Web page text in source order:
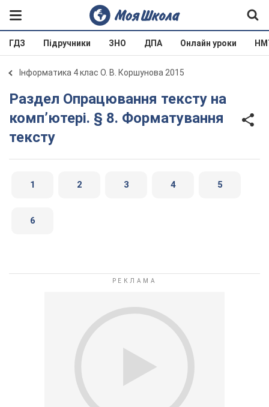
ГДЗ Підручники ЗНО ДПА Онлайн уроки
Інформатика 4 клас О. В. Коршунова 2015
Раздел Опрацювання тексту на
комп’ютері. § 8. Форматування
тексту
1 2 3 4 5
6